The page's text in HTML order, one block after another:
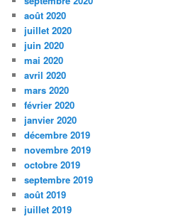
août 2020
juillet 2020
juin 2020
mai 2020
avril 2020
mars 2020
février 2020
janvier 2020
décembre 2019
novembre 2019
octobre 2019
septembre 2019
août 2019
juillet 2019